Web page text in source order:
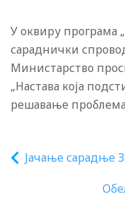
У оквиру програма
сараднички
Министарство
„Настава која
решавање
Јачање сарадње